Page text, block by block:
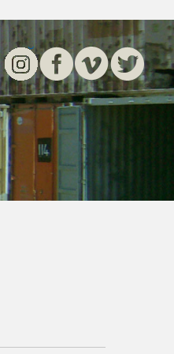
InstagramFacebookVimeoTwitter